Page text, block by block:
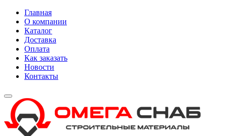
Главная
О компании
Каталог
Доставка
Оплата
Как заказать
Новости
Контакты